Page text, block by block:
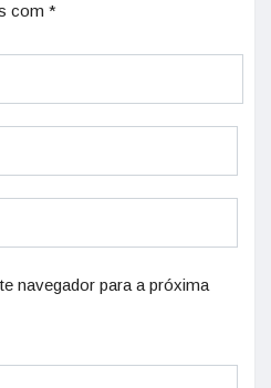
com *
navegador para a próxima